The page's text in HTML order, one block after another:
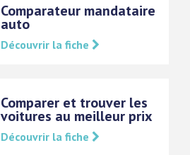
Comparateur mandataire
auto
Découvrir la fiche
Comparer et trouver les
voitures au meilleur prix
Découvrir la fiche